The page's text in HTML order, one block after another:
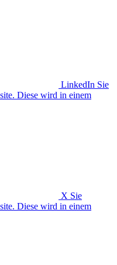
LinkedIn Sie
Diese wird in einem
X Sie
Diese wird in einem